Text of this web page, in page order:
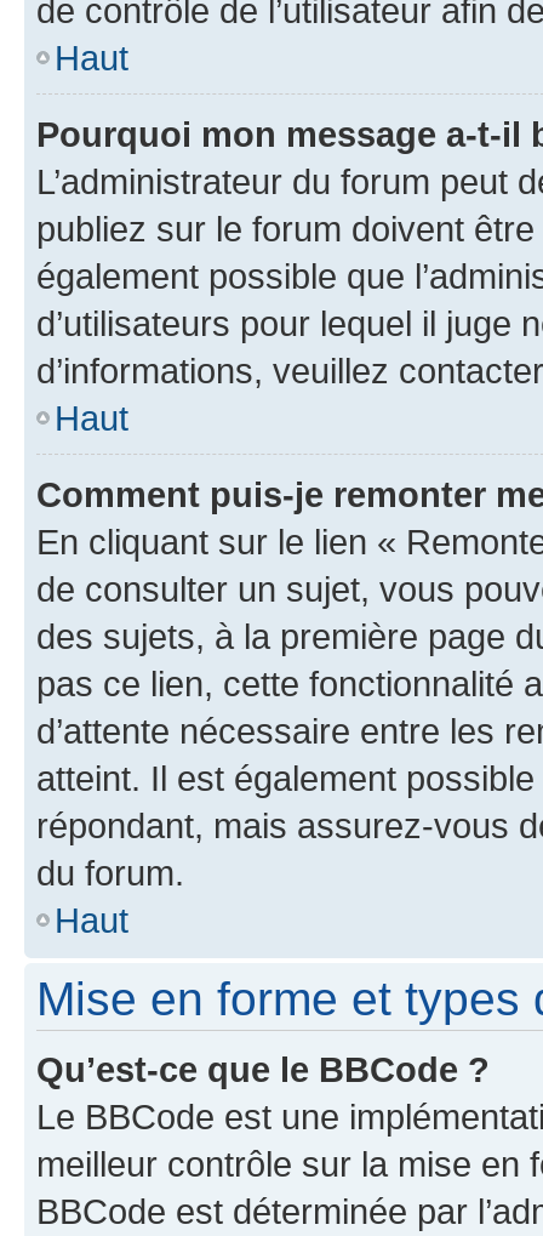
de contrôle de l’utilisateur afin
Haut
Pourquoi mon message a-t-il
L’administrateur du forum peut
publiez sur le forum doivent
également possible que
d’utilisateurs pour lequel il juge
d’informations, veuillez
Haut
Comment puis-je remonter
En cliquant sur le lien «
de consulter un sujet, vous
des sujets, à la première page
pas ce lien, cette fonctionnalité
d’attente nécessaire entre les
atteint. Il est également
répondant, mais assurez-vous
du forum.
Haut
Mise en forme et types
Qu’est-ce que le BBCode ?
Le BBCode est une
meilleur contrôle sur la mise en
BBCode est déterminée par